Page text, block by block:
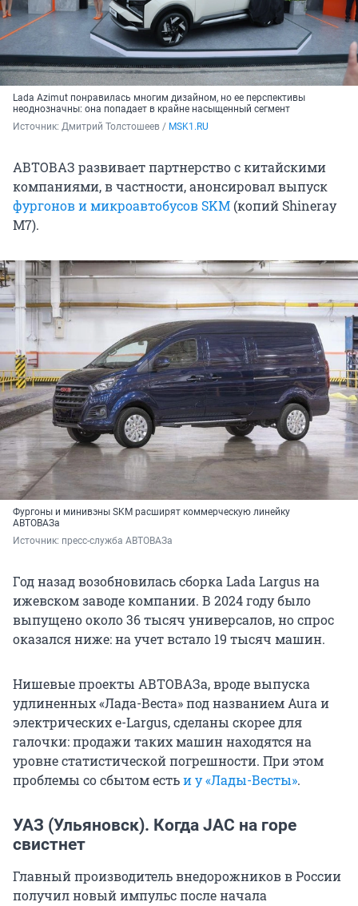
Lada Azimut понравилась многим дизайном, но ее перспективы
неоднозначны: она попадает в крайне насыщенный сегмент
Источник: Дмитрий Толстошеев / MSK1.RU
АВТОВАЗ развивает партнерство с китайскими
компаниями, в частности, анонсировал выпуск
фургонов и микроавтобусов SKM (копий Shineray
M7).
Фургоны и минивэны SKM расширят коммерческую линейку
АВТОВАЗа
Источник: пресс-служба АВТОВАЗа
Год назад возобновилась сборка Lada Largus на
ижевском заводе компании. В 2024 году было
выпущено около 36 тысяч универсалов, но спрос
оказался ниже: на учет встало 19 тысяч машин.
Нишевые проекты АВТОВАЗа, вроде выпуска
удлиненных «Лада-Веста» под названием Aura и
электрических e-Largus, сделаны скорее для
галочки: продажи таких машин находятся на
уровне статистической погрешности. При этом
проблемы со сбытом естьи у «Лады-Весты».
УАЗ (Ульяновск). Когда JAC на горе
свистнет
Главный производитель внедорожников в России
получил новый импульс после начала